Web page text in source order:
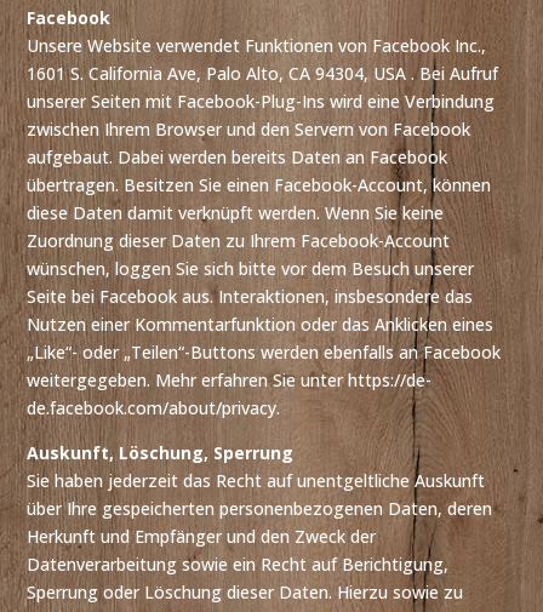
Facebook
Unsere Website verwendet Funktionen von Facebook Inc.,
1601 S. California Ave, Palo Alto, CA 94304, USA . Bei Aufruf
unserer Seiten mit Facebook-Plug-Ins wird eine Verbindung
zwischen Ihrem Browser und den Servern von Facebook
aufgebaut. Dabei werden bereits Daten an Facebook
übertragen. Besitzen Sie einen Facebook-Account, können
diese Daten damit verknüpft werden. Wenn Sie keine
Zuordnung dieser Daten zu Ihrem Facebook-Account
wünschen, loggen Sie sich bitte vor dem Besuch unserer
Seite bei Facebook aus. Interaktionen, insbesondere das
Nutzen einer Kommentarfunktion oder das Anklicken eines
„Like“- oder „Teilen“-Buttons werden ebenfalls an Facebook
weitergegeben. Mehr erfahren Sie unter https://de-
de.facebook.com/about/privacy.
Auskunft, Löschung, Sperrung
Sie haben jederzeit das Recht auf unentgeltliche Auskunft
über Ihre gespeicherten personenbezogenen Daten, deren
Herkunft und Empfänger und den Zweck der
Datenverarbeitung sowie ein Recht auf Berichtigung,
Sperrung oder Löschung dieser Daten. Hierzu sowie zu